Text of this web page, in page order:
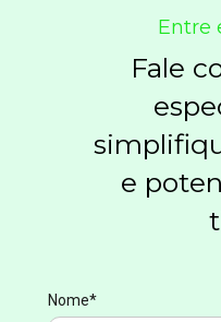
Entre
Fale
e
Nome*